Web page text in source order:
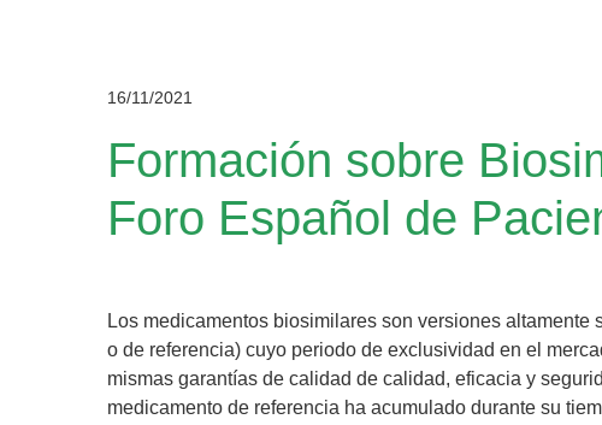
16/11/2021
Formación sobre
Foro Español de
Los medicamentos biosimilares son versiones
o de referencia) cuyo periodo de exclusividad en el
mismas garantías de calidad de calidad, eficacia y
medicamento de referencia ha acumulado durante su